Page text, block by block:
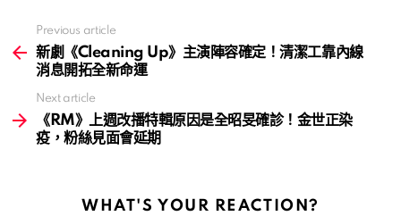
more
Previous article
新劇《Cleaning Up》主演陣容確定！清潔工靠內線
消息開拓全新命運
Next article
《RM》上週改播特輯原因是全昭旻確診！金世正染
疫，粉絲見面會延期
WHAT'S YOUR REACTION?